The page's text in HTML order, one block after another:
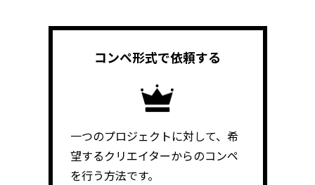
コンペ形式で依頼する
一つのプロジェクトに対して、希
望するクリエイターからのコンペ
を行う方法です。